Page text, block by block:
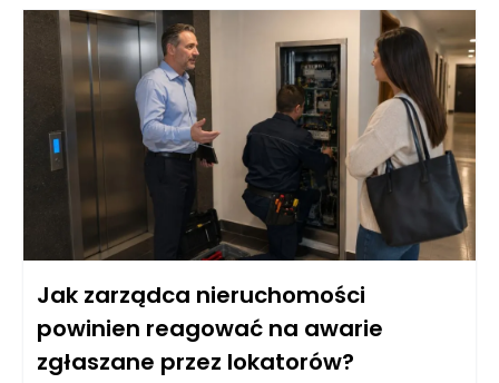
komercyjnych. Na rynku istnieje wiele różnych ofert, które mogą
różnić się pod względem oprocentowania, okresu spłaty oraz
wymaganych zabezpieczeń. Kluczowym aspektem dla firm
jest również analiza warunków umowy oraz kosztów
dodatkowych związanych z pozyskiwaniem takiego
finansowania. Przed podjęciem decyzji o wyborze
odpowiedniej pożyczki hipotecznej, warto przeanalizować
wszystkie dostępne opcje i zrozumieć, jakie obowiązki i
zobowiązania będą się wiązać z zaciągnięciem takiego
Jak zarządca nieruchomości
powinien reagować na awarie
zgłaszane przez lokatorów?